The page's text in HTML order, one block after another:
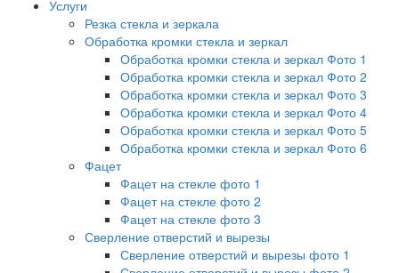
Услуги
Резка стекла и зеркала
Обработка кромки стекла и зеркал
Обработка кромки стекла и зеркал Фото 1
Обработка кромки стекла и зеркал Фото 2
Обработка кромки стекла и зеркал Фото 3
Обработка кромки стекла и зеркал Фото 4
Обработка кромки стекла и зеркал Фото 5
Обработка кромки стекла и зеркал Фото 6
Фацет
Фацет на стекле фото 1
Фацет на стекле фото 2
Фацет на стекле фото 3
Сверление отверстий и вырезы
Сверление отверстий и вырезы фото 1